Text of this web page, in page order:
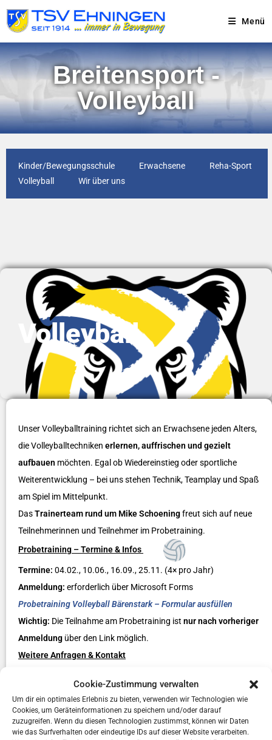
Cookie-Zustimmung verwalten
Um dir ein optimales Erlebnis zu bieten, verwenden wir Technologien wie
Cookies, um Geräteinformationen zu speichern und/oder darauf
zuzugreifen. Wenn du diesen Technologien zustimmst, können wir Daten
wie das Surfverhalten oder eindeutige IDs auf dieser Website verarbeiten.
Menü
Breitensport -
Volleyball
Kinder/Bewegungsschule Erwachsene
Reha-Sport
Volleyball
Wir über uns
Volleyball
Unser Volleyballtraining richtet sich an Erwachsene jeden Alters,
die Volleyballtechniken erlernen, auffrischen und gezielt
aufbauen möchten. Egal ob Wiedereinstieg oder sportliche
Weiterentwicklung – bei uns stehen Technik, Teamplay und Spaß
am Spiel im Mittelpunkt.
DasTrainerteam rund um Mike Schoeningfreut sich auf neue
Teilnehmerinnen und Teilnehmer im Probetraining.
Probetraining – Termine & Infos
Termine: 04.02., 10.06., 16.09., 25.11. (4× pro Jahr)
Anmeldung: erforderlich über Microsoft Forms
Probetraining Volleyball Bärenstark – Formular ausfüllen
Wichtig: Die Teilnahme am Probetraining ist nur nach vorheriger
Anmeldung über den Link möglich.
Weitere Anfragen & Kontakt
Wir freuen uns auf dich!
Trainingszeiten: